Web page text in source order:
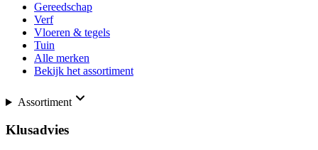
Gereedschap
Verf
Vloeren & tegels
Tuin
Alle merken
Bekijk het assortiment
Assortiment
Klusadvies